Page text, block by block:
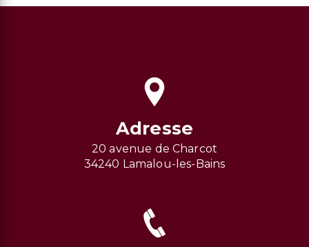
Adresse
20 avenue de Charcot
34240 Lamalou-les-Bains